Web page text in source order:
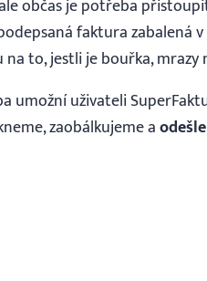
občas je potřeba
faktura zabalená v
to, jestli je bouřka, mrazy
umožní uživateli
zaobálkujeme a